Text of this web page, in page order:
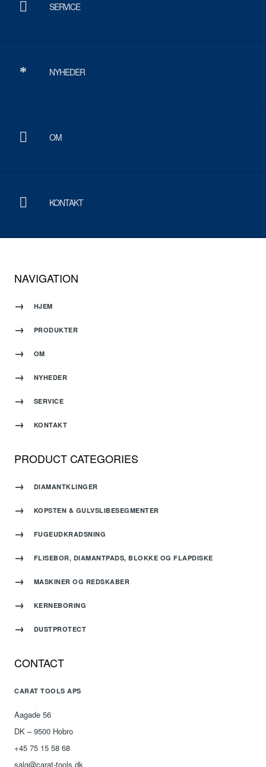
SERVICE
NYHEDER
OM
KONTAKT
NAVIGATION
HJEM
PRODUKTER
OM
NYHEDER
SERVICE
KONTAKT
PRODUCT CATEGORIES
DIAMANTKLINGER
KOPSTEN & GULVSLIBESEGMENTER
FUGEUDKRADSNING
FLISEBOR, DIAMANTPADS, BLOKKE OG FLAPDISKE
MASKINER OG REDSKABER
KERNEBORING
DUSTPROTECT
CONTACT
CARAT TOOLS APS
Aagade 56
DK – 9500 Hobro
+45 75 15 58 68
salg@carat-tools.dk